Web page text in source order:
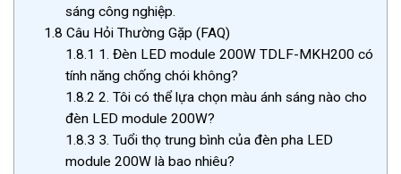
sáng công nghiệp.
1.8 Câu Hỏi Thường Gặp (FAQ)
1.8.1 1. Đèn LED module 200W TDLF-MKH200 có
tính năng chống chói không?
1.8.2 2. Tôi có thể lựa chọn màu ánh sáng nào cho
đèn LED module 200W?
1.8.3 3. Tuổi thọ trung bình của đèn pha LED
module 200W là bao nhiêu?